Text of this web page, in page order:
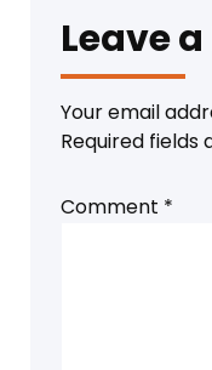
Leave
Your email
Required fields
Comment *